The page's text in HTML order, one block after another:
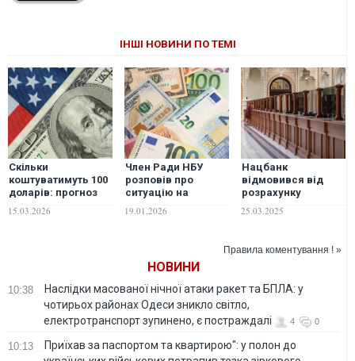
ІНШІ НОВИНИ ПО ТЕМІ
Скільки
коштуватимуть 100
доларів: прогноз
березня
15.03.2026
Член Ради НБУ
розповів про
ситуацію на
України у 2026 році
19.01.2026
Нацбанк
відмовився від
розрахунку
гривні до
рублів
25.03.2025
Правила коментування ! »
НОВИНИ
10:38
Наслідки масованої нічної атаки ракет та БПЛА: у
чотирьох районах Одеси зникло світло,
електротранспорт зупинено, є постраждалі
4 0
10:13
Приїхав за паспортом та квартирою": у полон до